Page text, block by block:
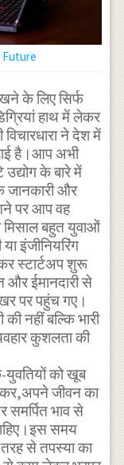
Future
के लिए सिर्फ
हाथ में लेकर
ने देश में
है।आप अभी
के बारे में
और
पर आप वह
बहुत युवाओं
इंजीनियरिंग
स्टार्टअप शुरू
और ईमानदारी से
पर पहुंच गए।
नहीं बल्कि भारी
कुशलता की
युवतियों को खूब
जीवन का
समर्पित भाव से
समय
से तपस्या का